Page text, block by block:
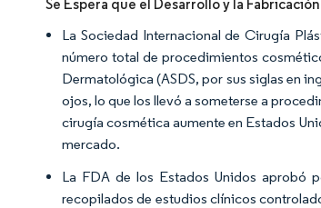
Se Espera que el Desarrollo y la
La Sociedad Internacional de Cirugía
número total de procedimientos
Dermatológica (ASDS, por sus siglas en
ojos, lo que los llevó a someterse a
cirugía cosmética aumente en Estados
mercado.
La FDA de los Estados Unidos aprobó
recopilados de estudios clínicos